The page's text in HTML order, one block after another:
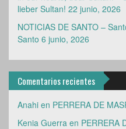
lieber Sultan! 22 junio, 2026
NOTICIAS DE SANTO –
Santo 6 junio, 2026
Comentarios recientes
Anahi en PERRERA DE
Kenia Guerra en PERRERA